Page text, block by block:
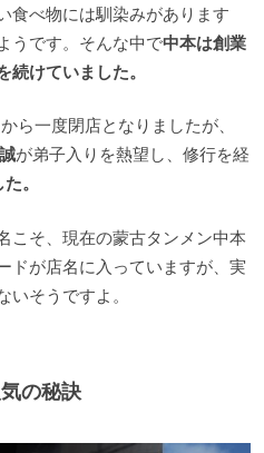
食べ物には馴染みがあります
うです。そんな中で中本は創業
けていました。
ら一度閉店となりましたが、
が弟子入りを熱望し、修行を経
。
こそ、現在の蒙古タンメン中本
ドが店名に入っていますが、実
そうですよ。
の秘訣